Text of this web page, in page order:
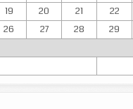
19 20 21 22
26 27 28 29